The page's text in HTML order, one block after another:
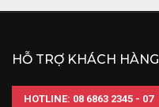
HỖ TRỢ KHÁCH HÀNG
HOTLINE: 08 6863 2345 - 07